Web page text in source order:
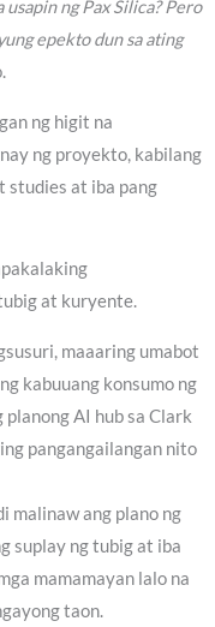
usapin ng Pax Silica? Pero
epekto dun sa ating
ng higit na
ng proyekto, kabilang
studies at iba pang
at kuryente.
maaaring umabot
kabuuang konsumo ng
AI hub sa Clark
pangangailangan nito
malinaw ang plano ng
suplay ng tubig at iba
mamamayan lalo na
taon.